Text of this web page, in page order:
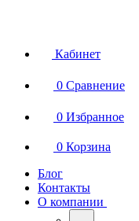
Кабинет
0 Сравнение
0 Избранное
0 Корзина
Блог
Контакты
О компании